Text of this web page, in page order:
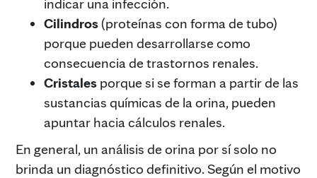
indicar una infección.
Cilindros(proteínas con forma de tubo)
porque pueden desarrollarse como
consecuencia de trastornos renales.
Cristales porque si se forman a partir de las
sustancias químicas de la orina, pueden
apuntar hacia cálculos renales.
En general, un análisis de orina por sí solo no
brinda un diagnóstico definitivo. Según el motivo